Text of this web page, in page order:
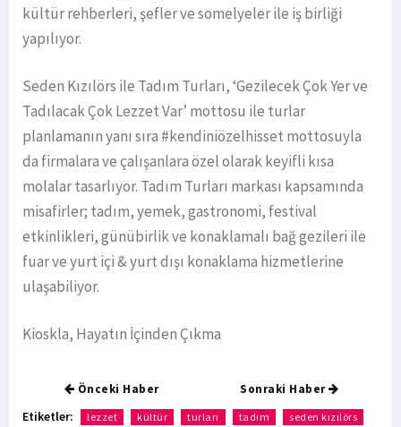
kültür rehberleri, şefler ve somelyeler ile iş birliği
yapılıyor.
Seden Kızılörs ile Tadım Turları, ‘Gezilecek Çok Yer ve
Tadılacak Çok Lezzet Var’ mottosu ile turlar
planlamanın yanı sıra #kendiniözelhisset mottosuyla
da firmalara ve çalışanlara özel olarak keyifli kısa
molalar tasarlıyor. Tadım Turları markası kapsamında
misafirler; tadım, yemek, gastronomi, festival
etkinlikleri, günübirlik ve konaklamalı bağ gezileri ile
fuar ve yurt içi & yurt dışı konaklama hizmetlerine
ulaşabiliyor.
Kioskla, Hayatın İçinden Çıkma
Önceki Haber Sonraki Haber
Etiketler: lezzet kültür turları tadım seden kızılörs